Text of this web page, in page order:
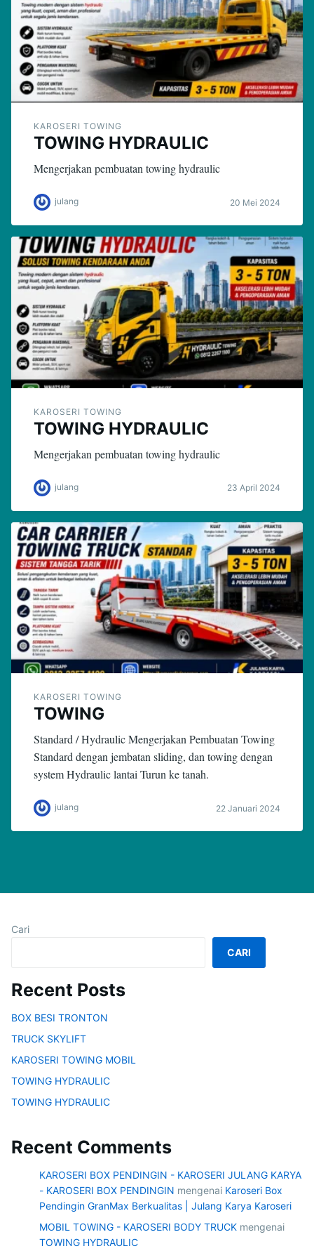
KAROSERI TOWING
TOWING HYDRAULIC
Mengerjakan pembuatan towing hydraulic
julang 20 Mei 2024
KAROSERI TOWING
TOWING HYDRAULIC
Mengerjakan pembuatan towing hydraulic
julang 23 April 2024
KAROSERI TOWING
TOWING
Standard / Hydraulic Mengerjakan Pembuatan Towing
Standard dengan jembatan sliding, dan towing dengan
system Hydraulic lantai Turun ke tanah.
julang 22 Januari 2024
Cari
CARI
Recent Posts
BOX BESI TRONTON
TRUCK SKYLIFT
KAROSERI TOWING MOBIL
TOWING HYDRAULIC
TOWING HYDRAULIC
Recent Comments
KAROSERI BOX PENDINGIN - KAROSERI JULANG KARYA
- KAROSERI BOX PENDINGIN mengenai Karoseri Box
Pendingin GranMax Berkualitas | Julang Karya Karoseri
MOBIL TOWING - KAROSERI BODY TRUCK mengenai
TOWING HYDRAULIC